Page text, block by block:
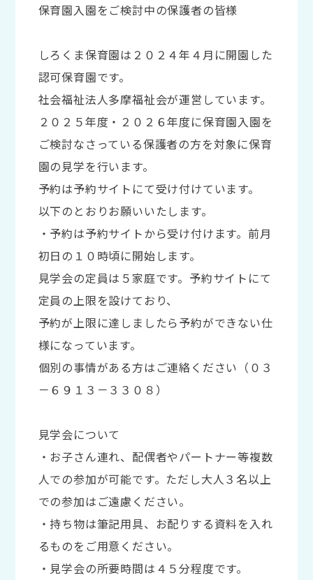
保育園入園をご検討中の保護者の皆様
しろくま保育園は２０２４年４月に開園した
認可保育園です。
社会福祉法人多摩福祉会が運営しています。
２０２５年度・２０２６年度に保育園入園を
ご検討なさっている保護者の方を対象に保育
園の見学を行います。
予約は予約サイトにて受け付けています。
以下のとおりお願いいたします。
・予約は予約サイトから受け付けます。前月
初日の１０時頃に開始します。
見学会の定員は５家庭です。予約サイトにて
定員の上限を設けており、
予約が上限に達しましたら予約ができない仕
様になっています。
個別の事情がある方はご連絡ください（０３
－６９１３－３３０８）
見学会について
・お子さん連れ、配偶者やパートナー等複数
人での参加が可能です。ただし大人３名以上
での参加はご遠慮ください。
・持ち物は筆記用具、お配りする資料を入れ
るものをご用意ください。
・見学会の所要時間は４５分程度です。